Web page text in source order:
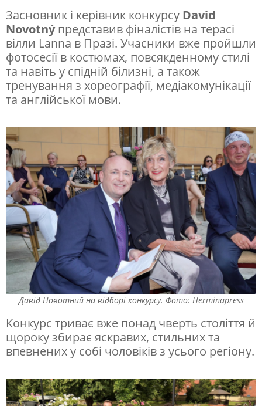
,
п
і
л
о
т
б
о
є
ц
ь
M
M
A
і
д
ж
л
Засновник і керівник конкурсу David
Novotnýпредставив фіналістів на терасі
вілли Lanna в Празі. Учасники вже пройшли
фотосесії в костюмах, повсякденному стилі
та навіть у спідній білизні, а також
тренування з хореографії, медіакомунікації
та англійської мови.
Давід Новотний на відборі конкурсу. Фото: Herminapress
Конкурс триває вже понад чверть століття й
щороку збирає яскравих, стильних та
впевнених у собі чоловіків з усього регіону.